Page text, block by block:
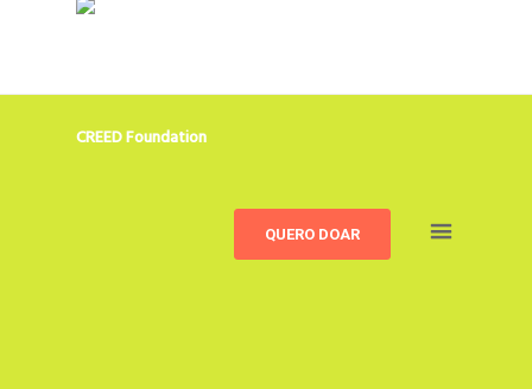
QUERO DOAR